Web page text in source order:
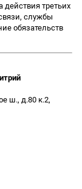
действия третьих
службы
обязательств
ш., д.80 к.2,